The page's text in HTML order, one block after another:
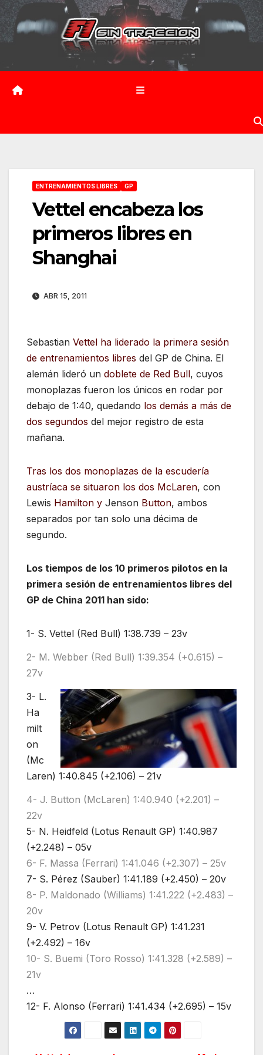
Saltar
contenido
ENTRENAMIENTOS LIBRES GP
Vettel encabeza los
primeros libres en
Shanghai
ABR 15, 2011
Sebastian Vettel ha liderado la primera sesión
de entrenamientos libres del GP de China. El
alemán lideró un doblete de Red Bull, cuyos
monoplazas fueron los únicos en rodar por
debajo de 1:40, quedando los demás a más de
dos segundos del mejor registro de esta
mañana.
Tras los dos monoplazas de la escudería
austríaca se situaron los dos McLaren, con
Lewis Hamilton y Jenson Button, ambos
separados por tan solo una décima de
segundo.
Los tiempos de los 10 primeros pilotos en la
primera sesión de entrenamientos libres del
GP de China 2011 han sido:
1- S. Vettel (Red Bull) 1:38.739 – 23v
2- M. Webber (Red Bull) 1:39.354 (+0.615) –
27v
3- L.
Ha
milt
on
(Mc
Laren) 1:40.845 (+2.106) – 21v
4- J. Button (McLaren) 1:40.940 (+2.201) –
22v
5- N. Heidfeld (Lotus Renault GP) 1:40.987
(+2.248) – 05v
6- F. Massa (Ferrari) 1:41.046 (+2.307) – 25v
7- S. Pérez (Sauber) 1:41.189 (+2.450) – 20v
8- P. Maldonado (Williams) 1:41.222 (+2.483) –
20v
9- V. Petrov (Lotus Renault GP) 1:41.231
(+2.492) – 16v
10- S. Buemi (Toro Rosso) 1:41.328 (+2.589) –
21v
…
12- F. Alonso (Ferrari) 1:41.434 (+2.695) – 15v